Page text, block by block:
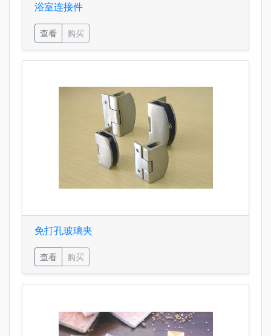
浴室连接件
查看 购买
免打孔玻璃夹
查看 购买